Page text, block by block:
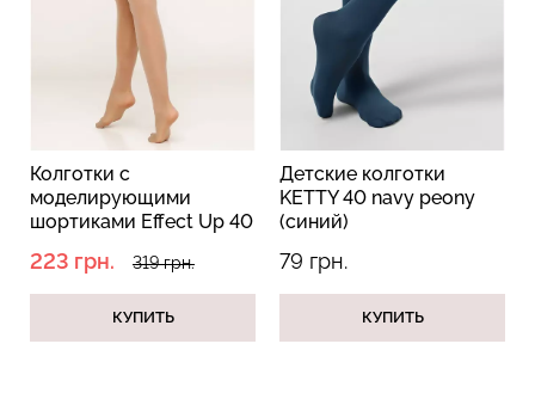
Колготки с
моделирующими
шортиками Effect Up 40
223 грн. 319 грн.
КУПИТЬ
Детские колготки
KETTY 40 navy peony
(синий)
79 грн.
КУПИТЬ
CAMI TOP RIB white
Велосипедки с пуш-ап
эффектом бесшовные
TRACKS SHAPE black